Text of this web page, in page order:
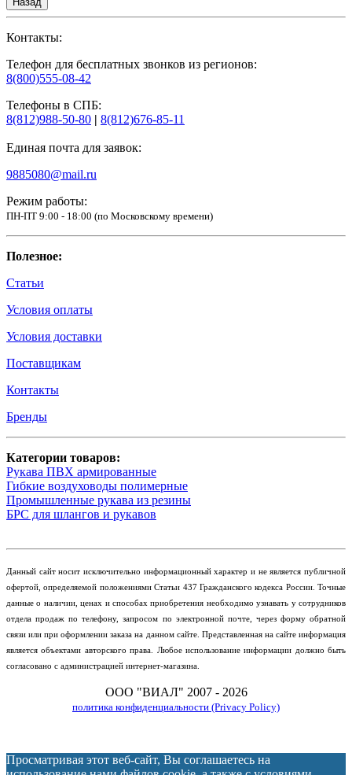
Контакты:
Телефон для бесплатных звонков из регионов:
8(800)555-08-42
Телефоны в СПБ:
8(812)988-50-80 | 8(812)676-85-11
Единая почта для заявок:
9885080@mail.ru
Режим работы:
ПН-ПТ 9:00 - 18:00 (по Московскому времени)
Полезное:
Статьи
Условия оплаты
Условия доставки
Поставщикам
Контакты
Бренды
Категории товаров:
Рукава ПВХ армированные
Гибкие воздуховоды полимерные
Промышленные рукава из резины
БРС для шлангов и рукавов
Данный сайт носит исключительно информационный характер и не является публичной
офертой, определяемой положениями Статьи 437 Гражданского кодекса России. Точные
данные о наличии, ценах и способах приобретения необходимо узнавать у сотрудников
отдела продаж по телефону, запросом по электронной почте, через форму обратной
связи или при оформлении заказа на данном сайте. Представленная на сайте информация
является объектами авторского права. Любое использование информации должно быть
согласовано с администрацией интернет-магазина.
ООО "ВИАЛ" 2007 - 2026
политика конфиденциальности (Privacy Policy)
Просматривая этот веб-сайт, Вы соглашаетесь на